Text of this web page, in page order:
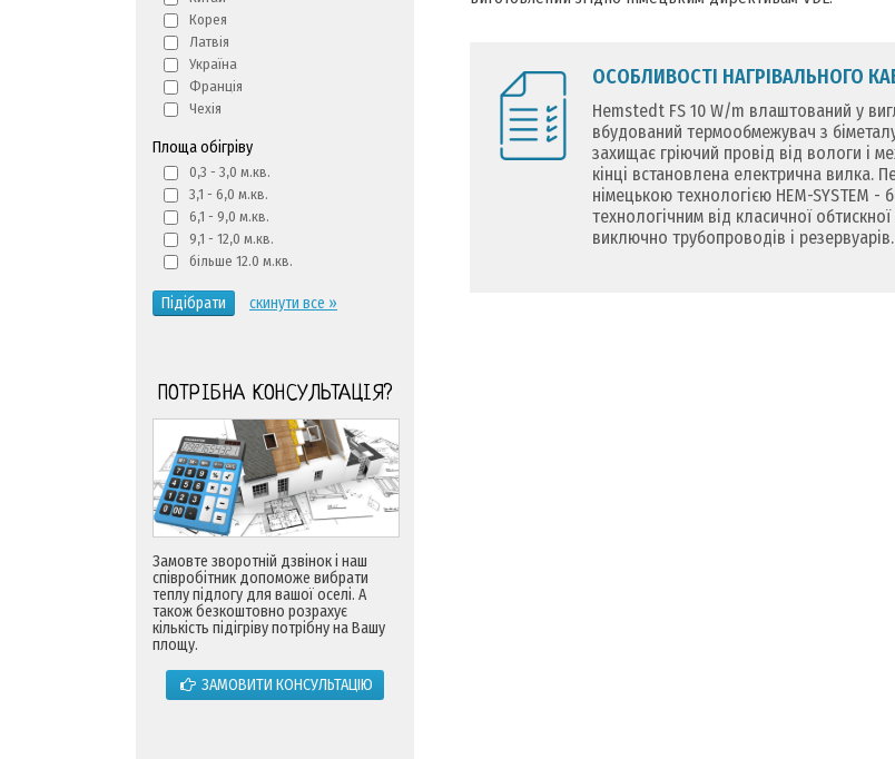
Корея
Латвія
Україна
Франція
Чехія
Площа обігріву
0,3 - 3,0 м.кв.
3,1 - 6,0 м.кв.
6,1 - 9,0 м.кв.
9,1 - 12,0 м.кв.
більше 12.0 м.кв.
Підібрати скинути все »
ПОТРІБНА КОНСУЛЬТАЦІЯ?
Замовте зворотній дзвінок і наш
співробітник допоможе вибрати
теплу підлогу для вашої оселі. А
також безкоштовно розрахує
кількість підігріву потрібну на Вашу
площу.
ЗАМОВИТИ КОНСУЛЬТАЦІЮ
ОСОБЛИВОСТІ НАГРІВАЛЬНОГО
Hemstedt FS 10 W/m влаштований у
вбудований термообмежувач з
захищає гріючий провід від вологи і
кінці встановлена електрична вилка.
німецькою технологією HEM-SYSTEM
технологічним від класичної
виключно трубопроводів і резервуарів.